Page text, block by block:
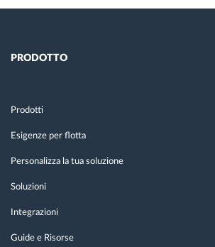
PRODOTTO
Prodotti
Esigenze per flotta
Personalizza la tua soluzione
Soluzioni
Integrazioni
Guide e Risorse